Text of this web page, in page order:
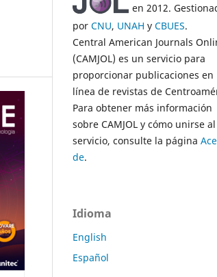
en 2012.
por CNU, UNAH y CBUES.
Central American Journals
(CAMJOL) es un servicio para
proporcionar publicaciones en
línea de revistas de
Para obtener más información
sobre CAMJOL y cómo unirse al
servicio, consulte la página
de.
Idioma
English
Español